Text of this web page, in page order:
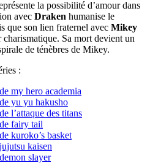
la possibilité d’amour dans
avec Draken humanise le
que son lien fraternel avec Mikey
Sa mort devient un
de ténèbres de Mikey.
:
my hero academia
yu yu hakusho
l’attaque des titans
fairy tail
kuroko’s basket
kaisen
slayer